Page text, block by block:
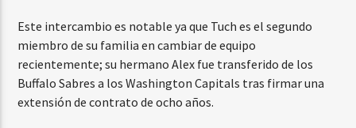
Este intercambio es notable ya que Tuch es el segundo
miembro de su familia en cambiar de equipo
recientemente; su hermano Alex fue transferido de los
Buffalo Sabres a los Washington Capitals tras firmar una
extensión de contrato de ocho años.